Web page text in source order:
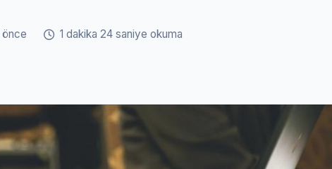
önce 1 dakika 24 saniye okuma